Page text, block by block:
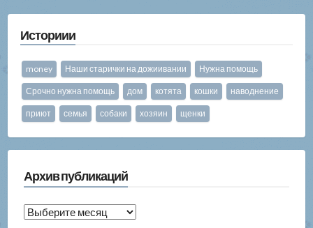
Историии
money Наши старички на дожиивании Нужна помощь
Срочно нужна помощь дом котята кошки наводнение
приют семья собаки хозяин щенки
Архив публикаций
Архив